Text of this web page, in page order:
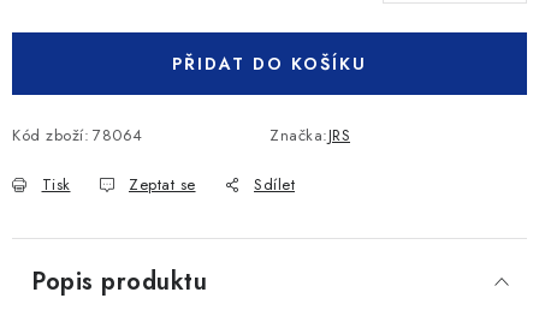
PŘIDAT DO KOŠÍKU
Kód zboží: 78064 Značka:JRS
Tisk Zeptat se Sdílet
Popis produktu